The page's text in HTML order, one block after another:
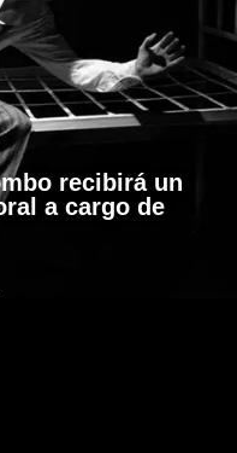
recibirá un
a cargo de